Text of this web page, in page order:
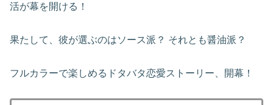
活が幕を開ける！
果たして、彼が選ぶのはソース派？ それとも醤油派？
フルカラーで楽しめるドタバタ恋愛ストーリー、開幕！